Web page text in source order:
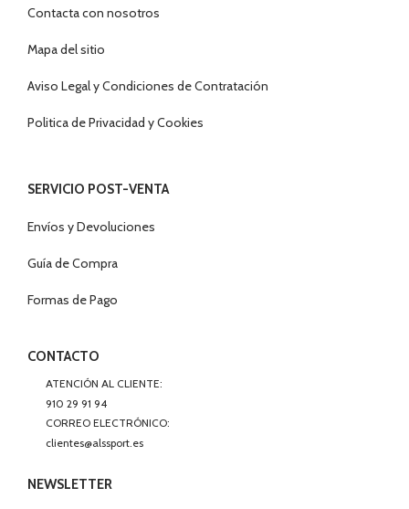
Contacta con nosotros
Mapa del sitio
Aviso Legal y Condiciones de Contratación
Politica de Privacidad y Cookies
SERVICIO POST-VENTA
Envíos y Devoluciones
Guía de Compra
Formas de Pago
CONTACTO
ATENCIÓN AL CLIENTE:
910 29 91 94
CORREO ELECTRÓNICO:
clientes@alssport.es
NEWSLETTER